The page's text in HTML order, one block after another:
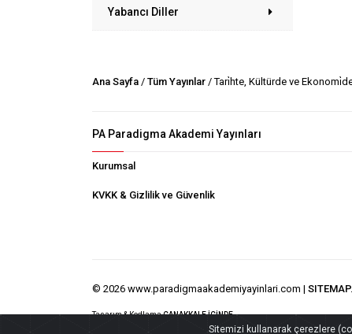
Yabancı Diller
Ana Sayfa / Tüm Yayınlar / Tari̇hte, Kültürde ve
PA Paradigma Akademi Yayınları
Kurumsal
KVKK & Gizlilik ve Güvenlik
© 2026 www.paradigmaakademiyayinlari.com |
Tasarım & KodlamaÇANAKKALE İÇİNDE
Sitemizi kullanarak çerezlere